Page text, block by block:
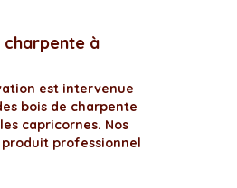
charpente à
est intervenue
bois de charpente
capricornes. Nos
professionnel